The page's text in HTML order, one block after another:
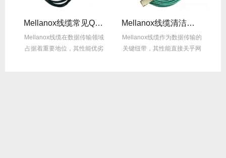
Mellanox线缆常见Q&A：用户最关心的10问
Mellanox线缆在数据传输领域
占据着重要地位，其性能优劣
Mellanox线缆清洁方法：正确操作不损坏！
Mellanox线缆作为数据传输的
关键纽带，其性能直接关乎网